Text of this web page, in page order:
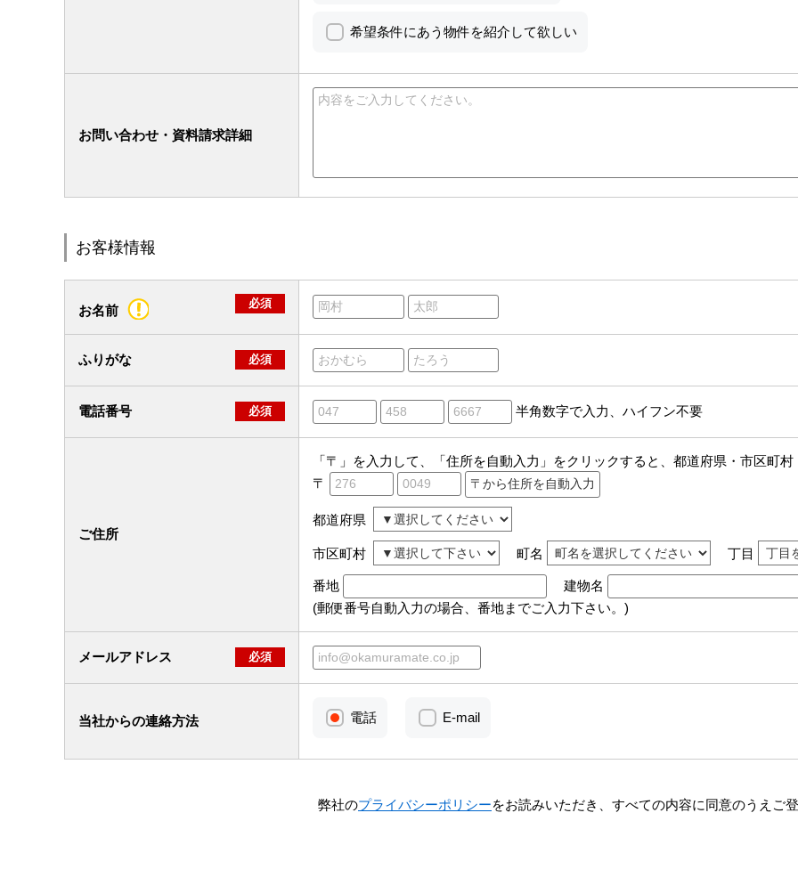
希望条件にあう物件を紹介して欲しい
お問い合わせ・資料請求詳細
お客様情報
お名前 必須
ふりがな 必須
電話番号 必須 半角数字で入力、ハイフン不要
ご住所
「〒」を入力して、「住所を自動入力」をクリックすると、都道府県・市区町
〒
都道府県
市区町村 町名 丁目
番地
建物名
(郵便番号自動入力の場合、番地までご入力下さい。)
メールアドレス 必須
当社からの連絡方法 電話 E-mail
弊社のプライバシーポリシーをお読みいただき、すべての内容に同意のうえご